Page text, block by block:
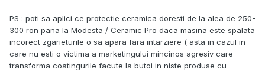
PS : poti sa aplici ce protectie ceramica doresti de la alea de 250-
300 ron pana la Modesta / Ceramic Pro daca masina este spalata
incorect zgarieturile o sa apara fara intarziere ( asta in cazul in
care nu esti o victima a marketingului mincinos agresiv care
transforma coatingurile facute la butoi in niste produse cu